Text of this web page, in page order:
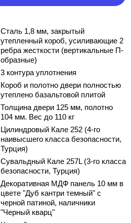
Сталь 1,8 мм, закрытый
утепленный короб, усиливающие 2
ребра жесткости (вертикальные П-
образные)
3 контура уплотнения
Короб и полотно двери полностью
утеплено базальтовой плитой
Толщина двери 125 мм, полотно
104 мм. Вес до 110 кг
Цилиндровый Кале 252 (4-го
наивысшего класса безопасности,
Турция)
Сувальдный Кале 257L (3-го класса
безопасности, Турция)
Декоративная МДФ панель 10 мм в
цвете "Дуб кантри темный" с
черной патиной, наличники
"Черный кварц"